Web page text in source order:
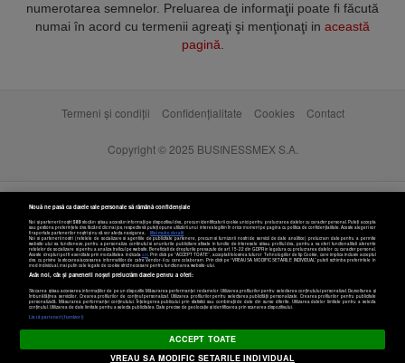
numerotarea semnelor. Preluarea de informaţii poate fi făcută
numai în acord cu termenii agreaţi şi menţionaţi in această
pagină
Termeni și condiții Confidențialitate Cookies Contact
Copyright © 2025 BUSINESSMEX S.A.
Setări cookies
Nouă ne pasă ca datele tale personale să rămână confidențiale
Noi și partenerii noștri589stocăm și/sau accesăm informații pe dispozitivul dvs., precum identificatorii cookie unici pentru prelucrarea datelor cu caracter personal. Puteți accepta
sau gestiona preferințele dvs. făcând clic mai jos, respectiv vă puteți opune utilizării unui interes legitim în orice moment pe pagina cu politica de confidențialitate. Aceste alegeri vor
fi raportate partenerilor noștri și nu vă vor afecta navigarea.
Mai multe detalii
Noi si partenerii nostri (retelele de socializare si agentiile de publicitate partenere, precum si furnizorii nostri de servicii de date analitice) prelucram date pentru a permite
website-ului sa functioneze, pentru a personaliza continutul si anunturile publicitare afisate in functie de interesele si/sau profilul dvs., pentru a va oferi functionalitati aferente
retelelor de socializare si pentru a analiza traficul pe website. Beneficiati de drepturile prevazute de art. 15-22 din GDPR in legatura cu prelucrarea datelor cu caracter personal.
Aceste drepturi pot fi exercitate prin modalitatea indicataaici. Prin click pe “ACCEPT TOATE”, acceptati folosirea tuturor Tehnologiilor de tip Cookie, care implica inclusiv acceptul
dvs. cu privire la stocarea/accesarea informatiilor de catre Vendor-ii cu care colaboram. Prin click pe “VREAU SA MODIFIC SETARILE INDIVIDUAL” puteti schimba preferintele in
mod individual, mai putin cele legate de cookie strict necesare pentru functionarea website-ului.
Atât noi, cât și partenerii noștri prelucrăm datele pentru a oferi:
Stocarea și/sau accesarea informațiilor de pe un dispozitiv. Măsurarea performanței reclamelor. Utilizarea profilurilor pentru selectarea conținutului personalizat. Dezvoltarea și
îmbunătățirea serviciilor. Crearea profilurilor de conținut personalizat. Utilizarea profilurilor pentru selectarea publicității personalizate. Crearea profilurilor pentru publicitate
personalizată. Măsurarea performanței conținutului. Înțelegerea publicului prin statistici sau combinații de date din surse diferite. Utilizarea datelor limitate pentru a selecta
conținutul. Utilizarea de date limitate pentru a selecta publicitatea. Date precise de geolocație și identificarea prin scanarea dispozitivului.
Listă parteneri (furnizori)
ACCEPT TOATE
VREAU SA MODIFIC SETARILE INDIVIDUAL